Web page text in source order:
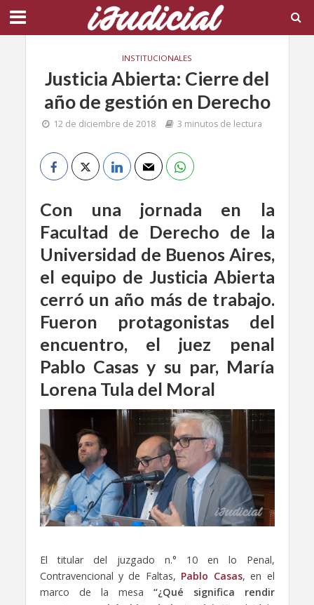
INSTITUCIONALES
Justicia Abierta: Cierre del
año de gestión en Derecho
12 de diciembre de 2018 3 minutos de lectura
Con una jornada en la
Facultad de Derecho de la
Universidad de Buenos Aires,
el equipo de Justicia Abierta
cerró un año más de trabajo.
Fueron protagonistas del
encuentro, el juez penal
Pablo Casas y su par, María
Lorena Tula del Moral
El titular del juzgado n.° 10 en lo Penal,
Contravencional y de Faltas, Pablo Casas, en el
marco de la mesa “¿Qué significa rendir